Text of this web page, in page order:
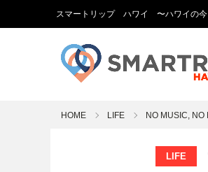
スマートリップ ハワイ 〜ハワイの
HOME LIFE NO MUSIC,
LIFE